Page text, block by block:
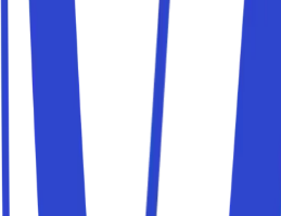
garer devient difficile. Réservez
privée avec Parkito et arrivez
Laissez la voiture et visitez
Amalfitana (traghetti e bus)
Amalfi est le point de départ
Costiera Amalfitana (traghetti e
en toute sécurité avec Parkito et
soucier du trafic ni du manque de